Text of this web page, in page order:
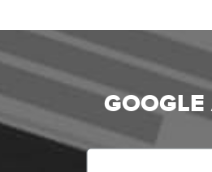
GOOGLE